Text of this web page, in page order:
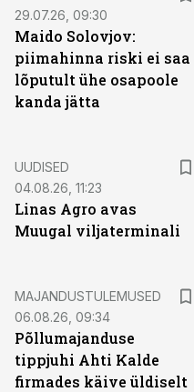
29.07.26, 09:30
Maido Solovjov:
piimahinna riski ei saa
lõputult ühe osapoole
kanda jätta
UUDISED
04.08.26, 11:23
Linas Agro avas
Muugal viljaterminali
MAJANDUSTULEMUSED
06.08.26, 09:34
Põllumajanduse
tippjuhi Ahti Kalde
firmades käive üldiselt